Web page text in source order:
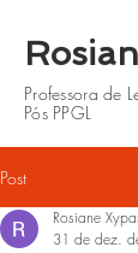
Professora de
Pós PPGL
Post
Rosiane
31 de dez.